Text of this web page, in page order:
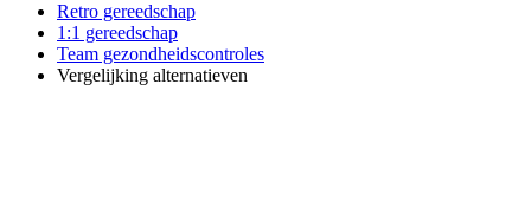
Retro gereedschap
1:1 gereedschap
Team gezondheidscontroles
Vergelijking alternatieven